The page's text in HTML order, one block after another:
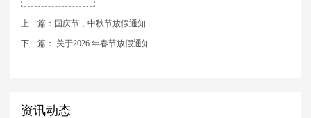
上一篇： 国庆节，中秋节放假通知
下一篇： 关于2026 年春节放假通知
资讯动态